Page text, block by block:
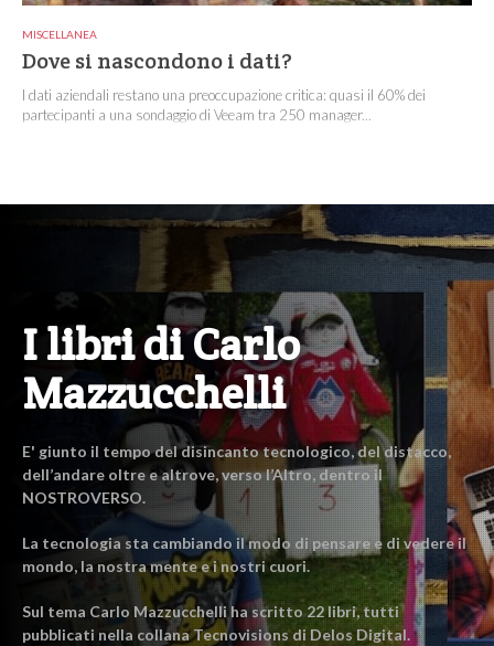
MISCELLANEA
Dove si nascondono i dati?
I dati aziendali restano una preoccupazione critica: quasi il 60% dei
partecipanti a una sondaggio di Veeam tra 250 manager...
I libri di Carlo
Mazzucchelli
E' giunto il tempo del disincanto tecnologico, del distacco,
dell’andare oltre e altrove, verso l’Altro, dentro il
NOSTROVERSO.
La tecnologia sta cambiando il modo di pensare e di vedere il
mondo, la nostra mente e i nostri cuori.
Sul tema Carlo Mazzucchelli ha scritto 22 libri, tutti
pubblicati nella collana Tecnovisions di Delos Digital.